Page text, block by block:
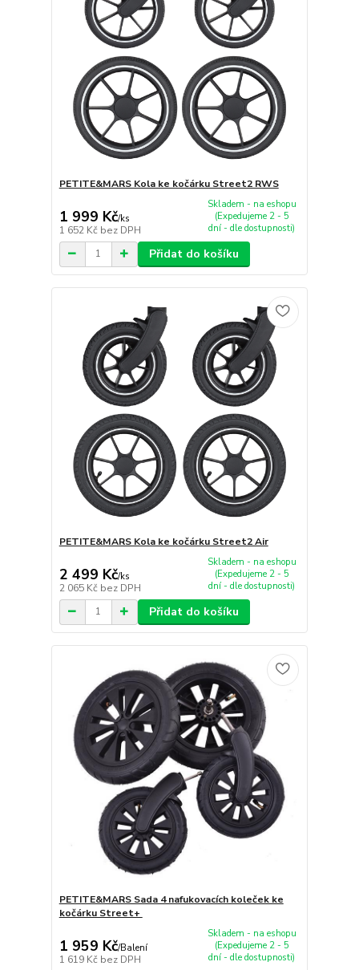
PETITE&MARS Kola ke kočárku Street2 RWS
1 999 Kč/ks
1 652 Kč bez DPH
Skladem - na eshopu
(Expedujeme 2 - 5
dní - dle dostupnosti)
Přidat do košíku
PETITE&MARS Kola ke kočárku Street2 Air
2 499 Kč/ks
2 065 Kč bez DPH
Skladem - na eshopu
(Expedujeme 2 - 5
dní - dle dostupnosti)
Přidat do košíku
PETITE&MARS Sada 4 nafukovacích koleček ke
kočárku Street+
1 959 Kč/Balení
1 619 Kč bez DPH
Skladem - na eshopu
(Expedujeme 2 - 5
dní - dle dostupnosti)